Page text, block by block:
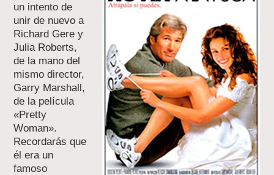
un intento de
unir de nuevo a
Richard Gere y
Julia Roberts,
de la mano del
mismo director,
Garry Marshall,
de la película
«Pretty
Woman».
Recordarás que
él era un
famoso